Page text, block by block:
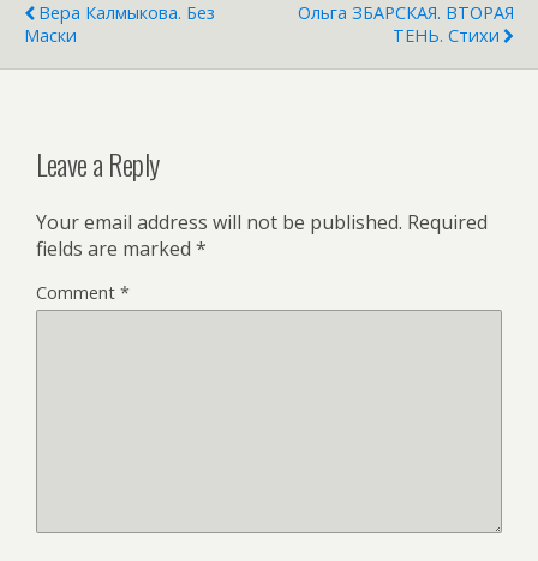
Вера Калмыкова. Без
Маски
Ольга ЗБАРСКАЯ. ВТОРАЯ
ТЕНЬ. Стихи
Leave a Reply
Your email address will not be published. Required
fields are marked *
Comment *